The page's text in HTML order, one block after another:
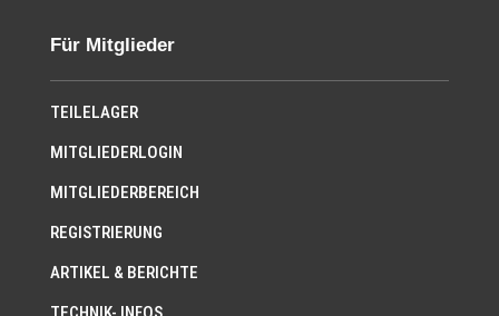
Für Mitglieder
TEILELAGER
MITGLIEDERLOGIN
MITGLIEDERBEREICH
REGISTRIERUNG
ARTIKEL & BERICHTE